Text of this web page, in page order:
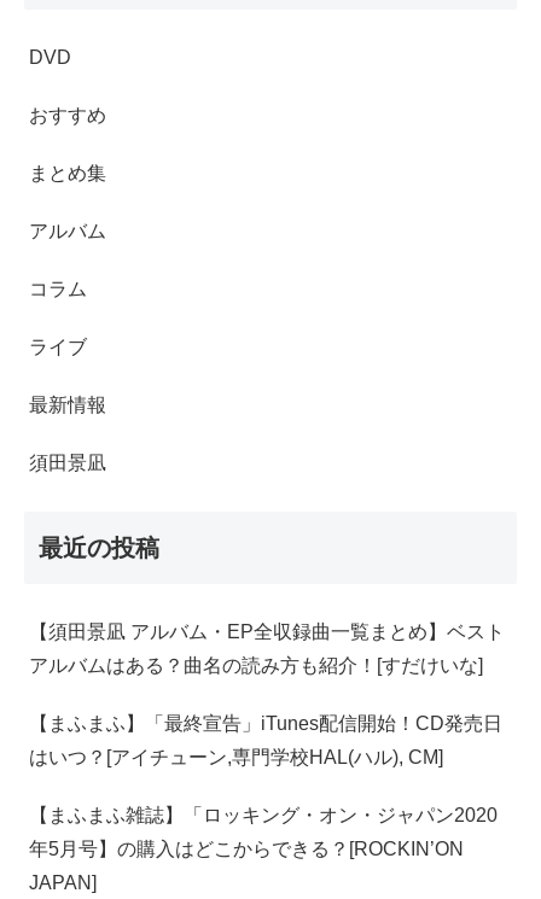
DVD
おすすめ
まとめ集
アルバム
コラム
ライブ
最新情報
須田景凪
最近の投稿
【須田景凪 アルバム・EP全収録曲一覧まとめ】ベスト
アルバムはある？曲名の読み方も紹介！[すだけいな]
【‎まふまふ】「最終宣告」iTunes配信開始！CD発売日
はいつ？[アイチューン,専門学校HAL(ハル), CM]
【まふまふ雑誌】「ロッキング・オン・ジャパン2020
年5月号】の購入はどこからできる？[ROCKIN’ON
JAPAN]